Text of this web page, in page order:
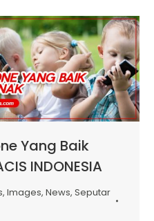
Yang Baik
INDONESIA
, Images, News, Seputar